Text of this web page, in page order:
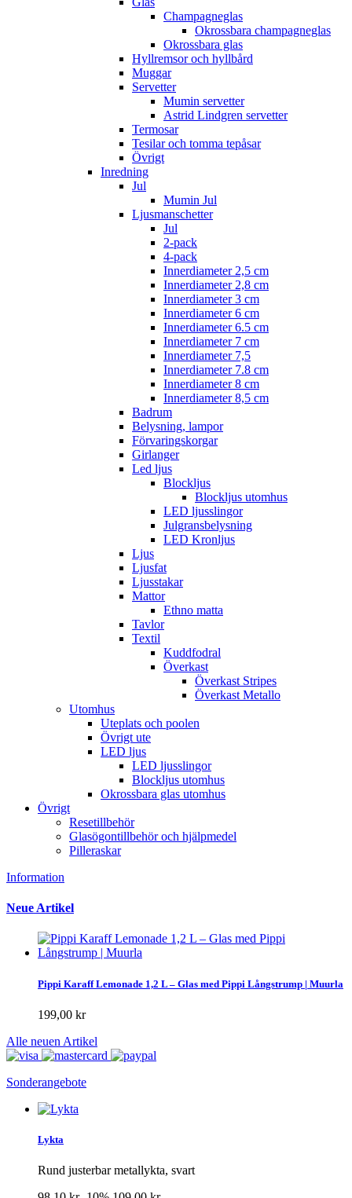
Champagneglas
Okrossbara champagneglas
Okrossbara glas
Hyllremsor och hyllbård
Muggar
Servetter
Mumin servetter
Astrid Lindgren servetter
Termosar
Tesilar och tomma tepåsar
Övrigt
Inredning
Jul
Mumin Jul
Ljusmanschetter
Jul
2-pack
4-pack
Innerdiameter 2,5 cm
Innerdiameter 2,8 cm
Innerdiameter 3 cm
Innerdiameter 6 cm
Innerdiameter 6.5 cm
Innerdiameter 7 cm
Innerdiameter 7,5
Innerdiameter 7.8 cm
Innerdiameter 8 cm
Innerdiameter 8,5 cm
Badrum
Belysning, lampor
Förvaringskorgar
Girlanger
Led ljus
Blockljus
Blockljus utomhus
LED ljusslingor
Julgransbelysning
LED Kronljus
Ljus
Ljusfat
Ljusstakar
Mattor
Ethno matta
Tavlor
Textil
Kuddfodral
Överkast
Överkast Stripes
Överkast Metallo
Utomhus
Uteplats och poolen
Övrigt ute
LED ljus
LED ljusslingor
Blockljus utomhus
Okrossbara glas utomhus
Övrigt
Resetillbehör
Glasögontillbehör och hjälpmedel
Pilleraskar
Information
Neue Artikel
Pippi Karaff Lemonade 1,2 L – Glas med Pippi Långstrump | Muurla
199,00 kr
Alle neuen Artikel
Sonderangebote
Lykta
Rund justerbar metallykta, svart